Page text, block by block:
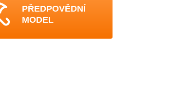
PŘEDPOVĚDNÍ
MODEL